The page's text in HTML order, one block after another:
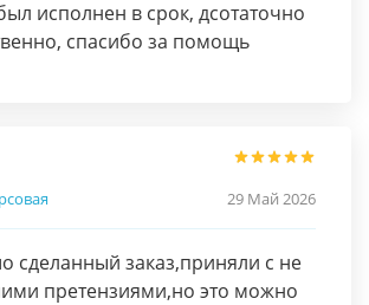
исполнен в срок, дсотаточно
спасибо за помощь
29 Май 2026
сделанный заказ,приняли с не
претензиями,но это можно